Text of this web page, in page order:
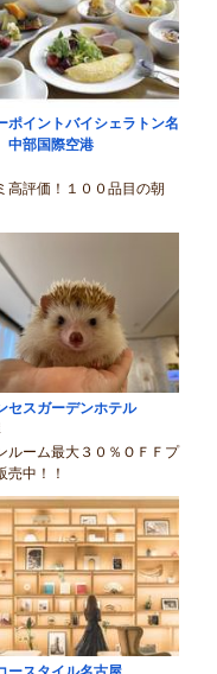
金を見る
ポイントバイシェラトン名
部国際空港
高評価！１００品目の朝
セスガーデンホテル
ルーム最大３０％ＯＦＦプ
売中！！